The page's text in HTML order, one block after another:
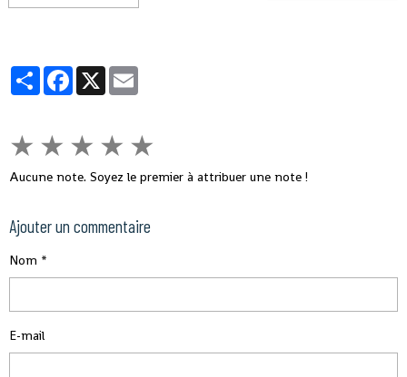
PartagerFacebook
X
★ ★ ★ ★ ★
Aucune note. Soyez le premier à attribuer une note !
Ajouter un commentaire
Nom
E-mail